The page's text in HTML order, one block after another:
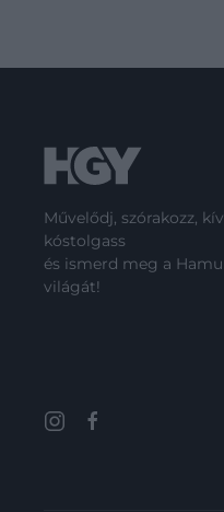
Művelődj, szórakozz,
kóstolgass
és ismerd meg a
világát!